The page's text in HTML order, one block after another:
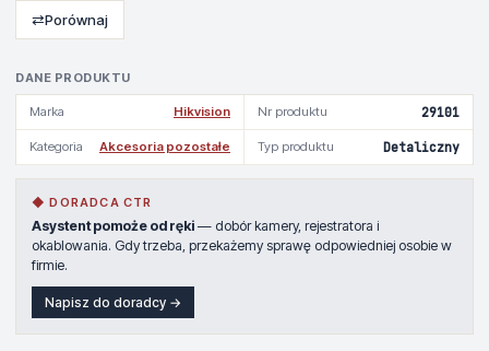
DANE PRODUKTU
Marka Hikvision Nr produktu 29101
Kategoria Akcesoria pozostałe Typ produktu Detaliczny
◆ DORADCA CTR
Asystent pomoże od ręki — dobór kamery, rejestratora i
okablowania. Gdy trzeba, przekażemy sprawę odpowiedniej osobie w
firmie.
Napisz do doradcy →
⇄Porównaj